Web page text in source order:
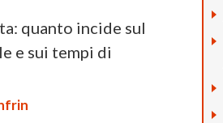
quanto incide sul
e sui tempi di